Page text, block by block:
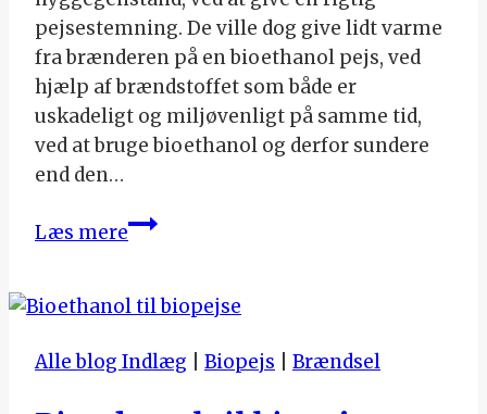
pejsestemning. De ville dog give lidt varme
fra brænderen på en bioethanol pejs, ved
hjælp af brændstoffet som både er
uskadeligt og miljøvenligt på samme tid,
ved at bruge bioethanol og derfor sundere
end den…
Læs mereHvor
giver
biopejs?
Alle blog Indlæg Biopejs Brændsel